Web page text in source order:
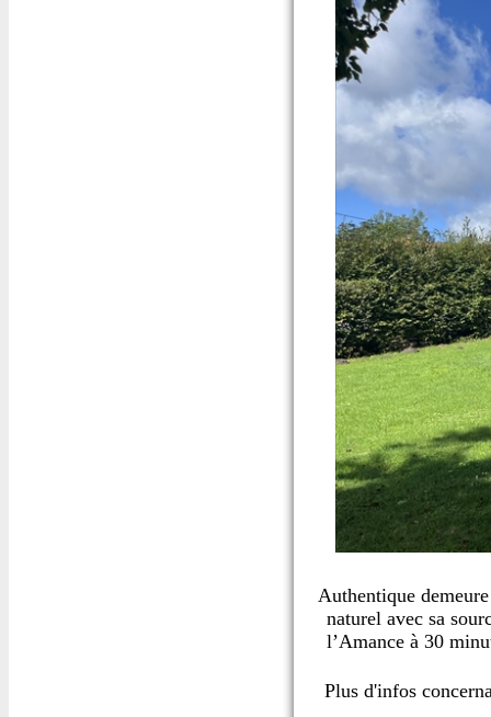
Authentique
naturel avec sa
l’Amance à 30
Plus d'infos